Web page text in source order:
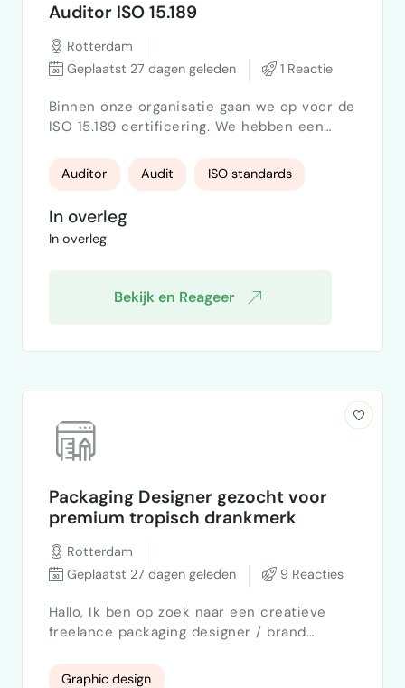
Auditor ISO 15.189
Rotterdam
Geplaatst 27 dagen geleden
1 Reactie
Binnen onze organisatie gaan we op voor de
ISO 15.189 certificering. We hebben een
iemand met ervaring die in 1-2 dagen ons
audit kan uitvoeren. Dit als geldige interne
audit en als finale check ter voorbereiding
op de raad van acreditatie.
Auditor Audit ISO standards
In overleg
In overleg
Bekijk en Reageer
Packaging Designer gezocht voor
premium tropisch drankmerk
Rotterdam
Geplaatst 27 dagen geleden
9 Reacties
Hallo, Ik ben op zoek naar een creatieve
freelance packaging designer / brand
ontwikkelen van een nieuw premium
Graphic design